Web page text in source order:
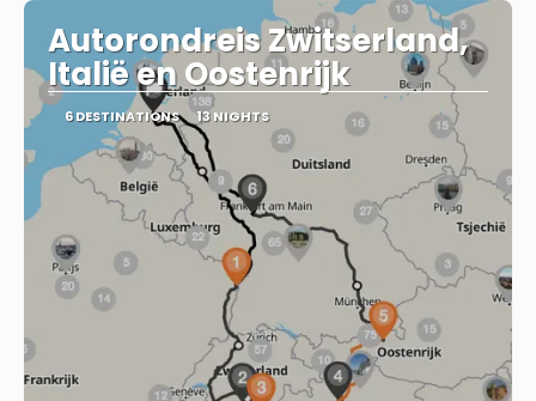
Autorondreis Zwitserland,
Italië en Oostenrijk
6 DESTINATIONS 13 NIGHTS